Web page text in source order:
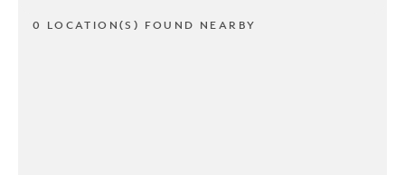
0 LOCATION(S) FOUND NEARBY